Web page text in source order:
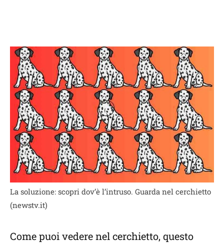
La soluzione: scopri dov’è l’intruso. Guarda nel cerchietto
(newstv.it)
Come puoi vedere nel cerchietto, questo